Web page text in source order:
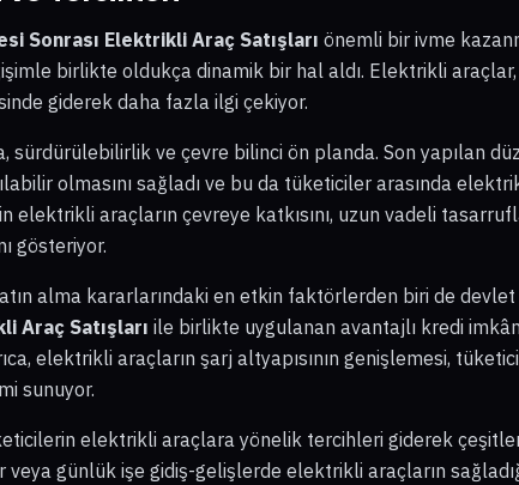
Sonrası Elektrikli Araç Satışları önemli bir ivme
birlikte oldukça dinamik bir hal aldı. Elektrikli
giderek daha fazla ilgi çekiyor.
sürdürülebilirlik ve çevre bilinci ön planda. Son yapılan
olmasını sağladı ve bu da tüketiciler arasında
elektrikli araçların çevreye katkısını, uzun vadeli
gösteriyor.
alma kararlarındaki en etkin faktörlerden biri de
Araç Satışları ile birlikte uygulanan avantajlı kredi
elektrikli araçların şarj altyapısının genişlemesi,
sunuyor.
elektrikli araçlara yönelik tercihleri giderek
günlük işe gidiş-gelişlerde elektrikli araçların